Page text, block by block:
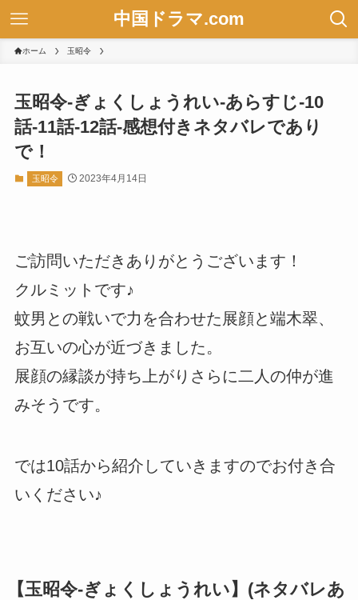
中国ドラマ.com
ホーム 玉昭令
玉昭令-ぎょくしょうれい-あらすじ-10
話-11話-12話-感想付きネタバレであり
で！
玉昭令 2023年4月14日
ご訪問いただきありがとうございます！
クルミットです♪
蚊男との戦いで力を合わせた展顔と端木翠、
お互いの心が近づきました。
展顔の縁談が持ち上がりさらに二人の仲が進
みそうです。
では10話から紹介していきますのでお付き合
いください♪
【玉昭令-ぎょくしょうれい】(ネタバレあ